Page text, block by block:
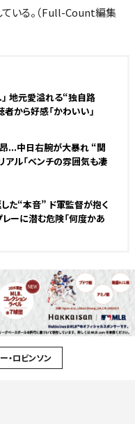
いる。（Full-Count編集
」 地元愛溢れる“独自路
から好感「かわいい」
...中日右腕が大暴れ “関
アル「ベンチの雰囲気も凄
た“本音” ド軍監督が抱く
ーに潜む危険「何度かあ
・ロビンソン